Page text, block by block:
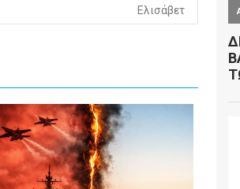
Ελισάβετ